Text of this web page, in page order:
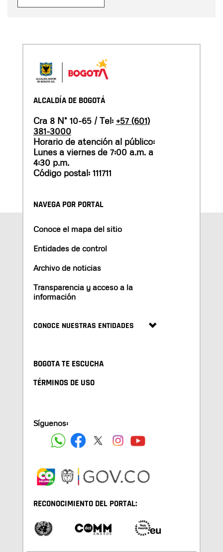
ALCALDÍA DE BOGOTÁ
Cra 8 N° 10-65 / Tel: +57 (601)
381-3000
Horario de atención al público:
Lunes a viernes de 7:00 a.m. a
4:30 p.m.
Código postal: 111711
NAVEGA POR PORTAL
Conoce el mapa del sitio
Entidades de control
Archivo de noticias
Transparencia y acceso a la
información
CONOCE NUESTRAS ENTIDADES
BOGOTA TE ESCUCHA
TÉRMINOS DE USO
Síguenos:
RECONOCIMIENTO DEL PORTAL: